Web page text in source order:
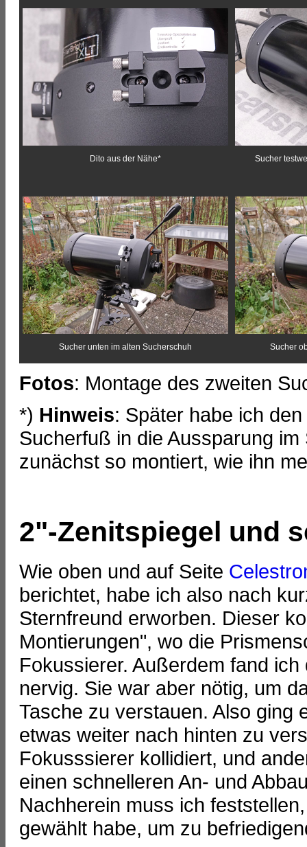
Dito aus der Nähe* Sucher
Sucher unten im alten Sucherschuh Sucher
Fotos: Montage des zweiten
*) Hinweis: Später habe ich
Sucherfuß in die Aussparung
zunächst so montiert, wie ihn
2"-Zenitspiegel und
Wie oben und auf Seite
berichtet, habe ich also nach
Sternfreund erworben. Dieser
Montierungen", wo die
Fokussierer. Außerdem fand
nervig. Sie war aber nötig, um
Tasche zu verstauen. Also ging
etwas weiter nach hinten zu
Fokusssierer kollidiert, und
einen schnelleren An- und
Nachherein muss ich
gewählt habe, um zu